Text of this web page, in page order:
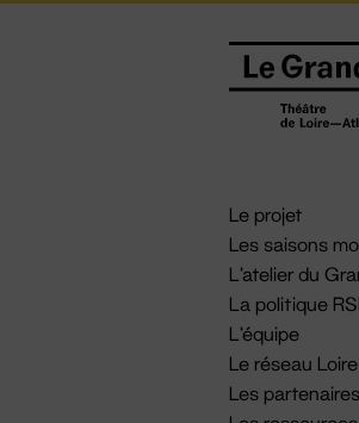
Le projet
Les saisons
L'atelier du
La politique
L'équipe
Le réseau
Les partenaires